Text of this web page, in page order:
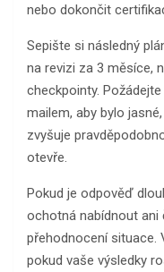
nebo dokončit
Sepište si následný
na revizi za 3 měsíce,
checkpointy.
mailem, aby bylo
zvyšuje
otevře.
Pokud je odpověď
ochotná nabídnout ani
přehodnocení situace.
pokud vaše výsledky